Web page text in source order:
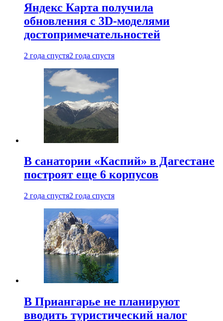
Яндекс Карта получила
обновления с 3D-моделями
достопримечательностей
2 года спустя2 года спустя
В санатории «Каспий» в Дагестане
построят еще 6 корпусов
2 года спустя2 года спустя
В Приангарье не планируют
вводить туристический налог